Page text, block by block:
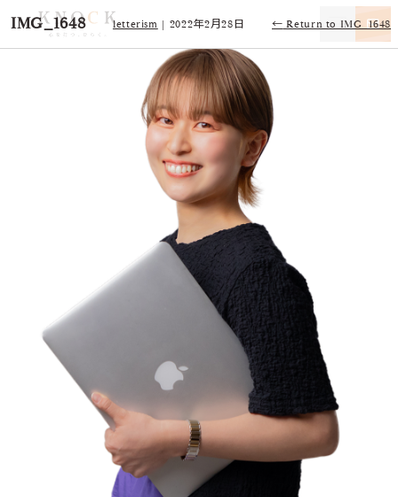
IMG_1648 letterism | 2022年2月28日 ← Return to IMG_1648